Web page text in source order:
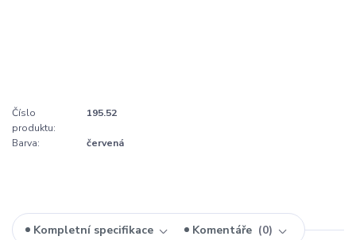
Číslo
produktu:
195.52
Barva: červená
Kompletní specifikace Komentáře 0